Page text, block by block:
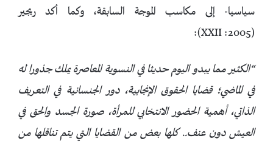
سياسيا- إلى مكاسب الموجة السابقة، وكما أكد ريجير
(2005: XXII):
“الكثير مما يبدواليومحديثا في النسوية المعاصرة يملك جذورا له
في الماضي؛ قضايا الحقوق الإنجابية، دور الجنسانية في التعريف
الذاتي، أهمية الحضور الانتخابي للمرأة، صورة الجسد والحق في
العيش دون عنف.. كلها بعض من القضايا التي يتم تناقلها من